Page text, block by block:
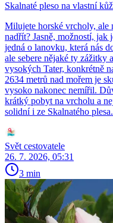
Skalnaté pleso na vlastní
Milujete horské vrcholy, ale
nadřít? Jasně, možností, jak
jedná o lanovku, která nás
ale sebere nějaké ty zážitky
vysokých Tater, konkrétně
2634 metrů nad mořem je
vysoko nakonec nemířil.
krátký pobyt na vrcholu a
solidní i ze Skalnatého
Svět cestovatele
26. 7. 2026, 05:31
3 min